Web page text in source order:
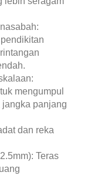
mengumpul
panjang
dan reka
Teras